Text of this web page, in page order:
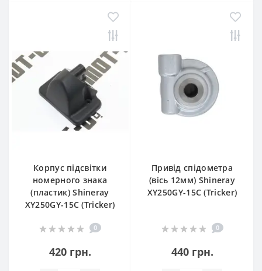
Корпус підсвітки
номерного знака
(пластик) Shineray
XY250GY-15С (Tricker)
0
420 грн.
Привід спідометра
(вісь 12мм) Shineray
XY250GY-15С (Tricker)
0
440 грн.